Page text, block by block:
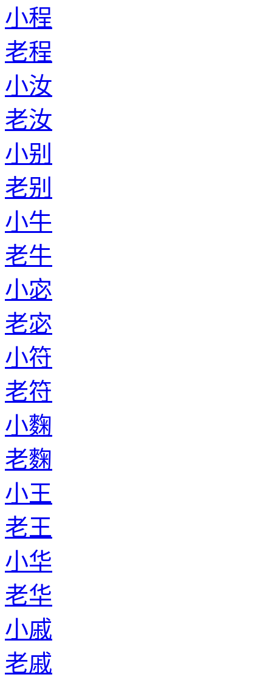
小程
老程
小汝
老汝
小别
老别
小牛
老牛
小宓
老宓
小符
老符
小麴
老麴
小王
老王
小华
老华
小戚
老戚